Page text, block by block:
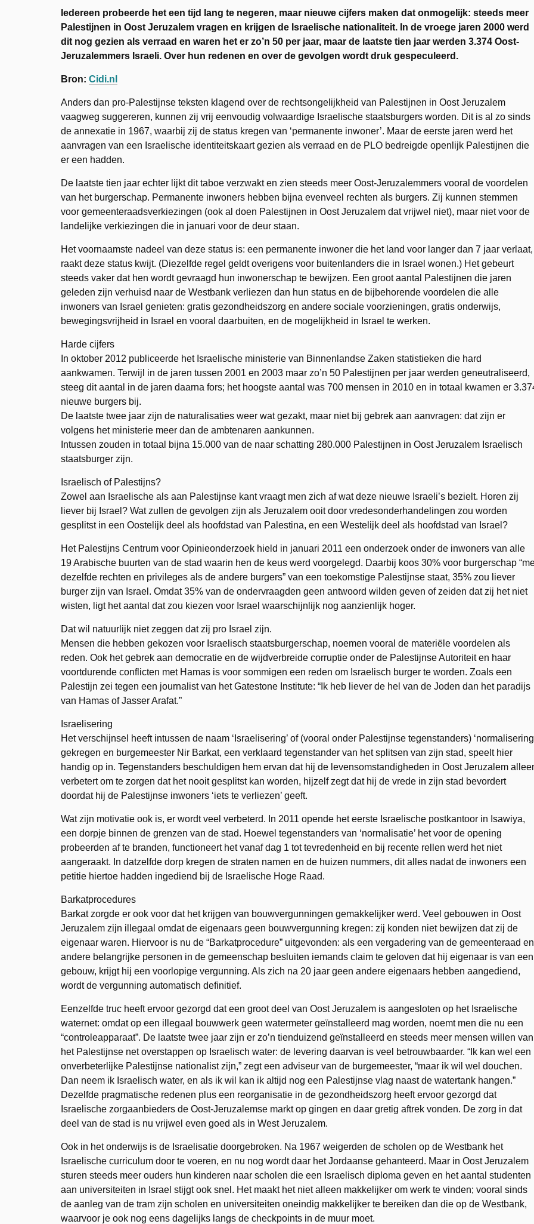
Iedereen probeerde het een tijd lang te negeren, maar nieuwe cijfers maken dat onmogelijk: steeds meer
Palestijnen in Oost Jeruzalem vragen en krijgen de Israelische nationaliteit. In de vroege jaren 2000 werd
dit nog gezien als verraad en waren het er zo’n 50 per jaar, maar de laatste tien jaar werden 3.374 Oost-
Jeruzalemmers Israeli. Over hun redenen en over de gevolgen wordt druk gespeculeerd.
Bron: Cidi.nl
Anders dan pro-Palestijnse teksten klagend over de rechtsongelijkheid van Palestijnen in Oost Jeruzalem
vaagweg suggereren, kunnen zij vrij eenvoudig volwaardige Israelische staatsburgers worden. Dit is al zo sinds
de annexatie in 1967, waarbij zij de status kregen van ‘permanente inwoner’. Maar de eerste jaren werd het
aanvragen van een Israelische identiteitskaart gezien als verraad en de PLO bedreigde openlijk Palestijnen die
er een hadden.
De laatste tien jaar echter lijkt dit taboe verzwakt en zien steeds meer Oost-Jeruzalemmers vooral de voordelen
van het burgerschap. Permanente inwoners hebben bijna evenveel rechten als burgers. Zij kunnen stemmen
voor gemeenteraadsverkiezingen (ook al doen Palestijnen in Oost Jeruzalem dat vrijwel niet), maar niet voor de
landelijke verkiezingen die in januari voor de deur staan.
Het voornaamste nadeel van deze status is: een permanente inwoner die het land voor langer dan 7 jaar verlaat,
raakt deze status kwijt. (Diezelfde regel geldt overigens voor buitenlanders die in Israel wonen.) Het gebeurt
steeds vaker dat hen wordt gevraagd hun inwonerschap te bewijzen. Een groot aantal Palestijnen die jaren
geleden zijn verhuisd naar de Westbank verliezen dan hun status en de bijbehorende voordelen die alle
inwoners van Israel genieten: gratis gezondheidszorg en andere sociale voorzieningen, gratis onderwijs,
bewegingsvrijheid in Israel en vooral daarbuiten, en de mogelijkheid in Israel te werken.
Harde cijfers
In oktober 2012 publiceerde het Israelische ministerie van Binnenlandse Zaken statistieken die hard
aankwamen. Terwijl in de jaren tussen 2001 en 2003 maar zo’n 50 Palestijnen per jaar werden geneutraliseerd,
steeg dit aantal in de jaren daarna fors; het hoogste aantal was 700 mensen in 2010 en in totaal kwamen er
nieuwe burgers bij.
De laatste twee jaar zijn de naturalisaties weer wat gezakt, maar niet bij gebrek aan aanvragen: dat zijn er
volgens het ministerie meer dan de ambtenaren aankunnen.
Intussen zouden in totaal bijna 15.000 van de naar schatting 280.000 Palestijnen in Oost Jeruzalem Israelisch
staatsburger zijn.
Israelisch of Palestijns?
Zowel aan Israelische als aan Palestijnse kant vraagt men zich af wat deze nieuwe Israeli’s bezielt. Horen zij
liever bij Israel? Wat zullen de gevolgen zijn als Jeruzalem ooit door vredesonderhandelingen zou worden
gesplitst in een Oostelijk deel als hoofdstad van Palestina, en een Westelijk deel als hoofdstad van Israel?
Het Palestijns Centrum voor Opinieonderzoek hield in januari 2011 een onderzoek onder de inwoners van alle
19 Arabische buurten van de stad waarin hen de keus werd voorgelegd. Daarbij koos 30% voor burgerschap
dezelfde rechten en privileges als de andere burgers” van een toekomstige Palestijnse staat, 35% zou liever
burger zijn van Israel. Omdat 35% van de ondervraagden geen antwoord wilden geven of zeiden dat zij het niet
wisten, ligt het aantal dat zou kiezen voor Israel waarschijnlijk nog aanzienlijk hoger.
Dat wil natuurlijk niet zeggen dat zij pro Israel zijn.
Mensen die hebben gekozen voor Israelisch staatsburgerschap, noemen vooral de materiële voordelen als
reden. Ook het gebrek aan democratie en de wijdverbreide corruptie onder de Palestijnse Autoriteit en haar
voortdurende conflicten met Hamas is voor sommigen een reden om Israelisch burger te worden. Zoals een
Palestijn zei tegen een journalist van het Gatestone Institute: “Ik heb liever de hel van de Joden dan het paradijs
van Hamas of Jasser Arafat.”
Israelisering
Het verschijnsel heeft intussen de naam ‘Israelisering’ of (vooral onder Palestijnse tegenstanders)
gekregen en burgemeester Nir Barkat, een verklaard tegenstander van het splitsen van zijn stad, speelt hier
handig op in. Tegenstanders beschuldigen hem ervan dat hij de levensomstandigheden in Oost Jeruzalem
verbetert om te zorgen dat het nooit gesplitst kan worden, hijzelf zegt dat hij de vrede in zijn stad bevordert
doordat hij de Palestijnse inwoners ‘iets te verliezen’ geeft.
Wat zijn motivatie ook is, er wordt veel verbeterd. In 2011 opende het eerste Israelische postkantoor in Isawiya,
een dorpje binnen de grenzen van de stad. Hoewel tegenstanders van ‘normalisatie’ het voor de opening
probeerden af te branden, functioneert het vanaf dag 1 tot tevredenheid en bij recente rellen werd het niet
aangeraakt. In datzelfde dorp kregen de straten namen en de huizen nummers, dit alles nadat de inwoners een
petitie hiertoe hadden ingediend bij de Israelische Hoge Raad.
Barkatprocedures
Barkat zorgde er ook voor dat het krijgen van bouwvergunningen gemakkelijker werd. Veel gebouwen in Oost
Jeruzalem zijn illegaal omdat de eigenaars geen bouwvergunning kregen: zij konden niet bewijzen dat zij de
eigenaar waren. Hiervoor is nu de “Barkatprocedure” uitgevonden: als een vergadering van de gemeenteraad en
andere belangrijke personen in de gemeenschap besluiten iemands claim te geloven dat hij eigenaar is van een
gebouw, krijgt hij een voorlopige vergunning. Als zich na 20 jaar geen andere eigenaars hebben aangediend,
wordt de vergunning automatisch definitief.
Eenzelfde truc heeft ervoor gezorgd dat een groot deel van Oost Jeruzalem is aangesloten op het Israelische
waternet: omdat op een illegaal bouwwerk geen watermeter geïnstalleerd mag worden, noemt men die nu een
“controleapparaat”. De laatste twee jaar zijn er zo’n tienduizend geïnstalleerd en steeds meer mensen willen van
het Palestijnse net overstappen op Israelisch water: de levering daarvan is veel betrouwbaarder. “Ik kan wel een
onverbeterlijke Palestijnse nationalist zijn,” zegt een adviseur van de burgemeester, “maar ik wil wel douchen.
Dan neem ik Israelisch water, en als ik wil kan ik altijd nog een Palestijnse vlag naast de watertank hangen.”
Dezelfde pragmatische redenen plus een reorganisatie in de gezondheidszorg heeft ervoor gezorgd dat
Israelische zorgaanbieders de Oost-Jeruzalemse markt op gingen en daar gretig aftrek vonden. De zorg in dat
deel van de stad is nu vrijwel even goed als in West Jeruzalem.
Ook in het onderwijs is de Israelisatie doorgebroken. Na 1967 weigerden de scholen op de Westbank het
Israelische curriculum door te voeren, en nu nog wordt daar het Jordaanse gehanteerd. Maar in Oost Jeruzalem
sturen steeds meer ouders hun kinderen naar scholen die een Israelisch diploma geven en het aantal studenten
aan universiteiten in Israel stijgt ook snel. Het maakt het niet alleen makkelijker om werk te vinden; vooral sinds
de aanleg van de tram zijn scholen en universiteiten oneindig makkelijker te bereiken dan die op de Westbank,
waarvoor je ook nog eens dagelijks langs de checkpoints in de muur moet.